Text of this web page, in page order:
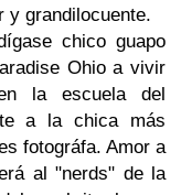
y grandilocuente.
chico guapo
Ohio a vivir
la escuela del
a la chica más
fotográfa. Amor a
al "nerds" de la